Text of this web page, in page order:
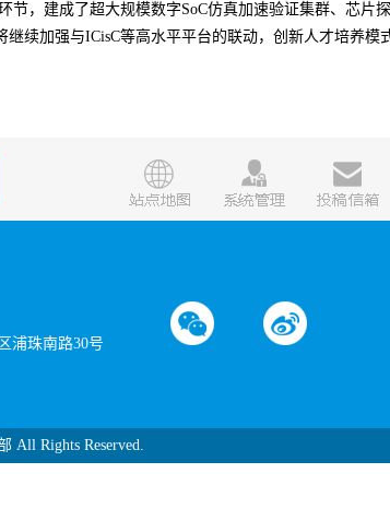
，建成了超大规模数字SoC仿真加速验证集群、芯片
续加强与ICisC等高水平平台的联动，创新人才培养模
浦珠南路30号
All Rights Reserved.